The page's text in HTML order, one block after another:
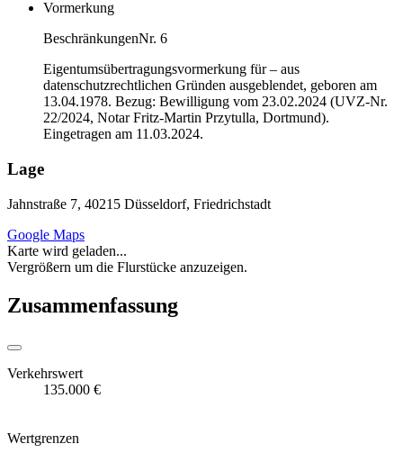
Vormerkung
BeschränkungenNr. 6
Eigentumsübertragungsvormerkung für – aus
datenschutzrechtlichen Gründen ausgeblendet, geboren am
13.04.1978. Bezug: Bewilligung vom 23.02.2024 (UVZ-Nr.
22/2024, Notar Fritz-Martin Przytulla, Dortmund).
Eingetragen am 11.03.2024.
Lage
Jahnstraße 7, 40215 Düsseldorf, Friedrichstadt
Google Maps
Karte wird geladen...
Vergrößern um die Flurstücke anzuzeigen.
Zusammenfassung
Verkehrswert
135.000 €
Wertgrenzen